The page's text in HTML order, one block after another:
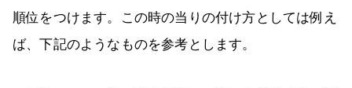
順位をつけます。この時の当りの付け方としては例え
ば、下記のようなものを参考とします。